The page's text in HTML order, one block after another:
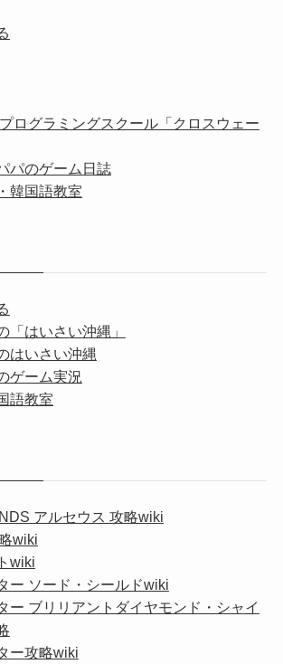
ログラミングスクール「クロスウェー
パのゲーム日誌
韓国語教室
「はいさい沖縄」
はいさい沖縄
ゲーム実況
語教室
アルセウス 攻略wiki
wiki
wiki
ー ソード・シールドwiki
ー ブリリアントダイヤモンド・シャイ
ー攻略wiki